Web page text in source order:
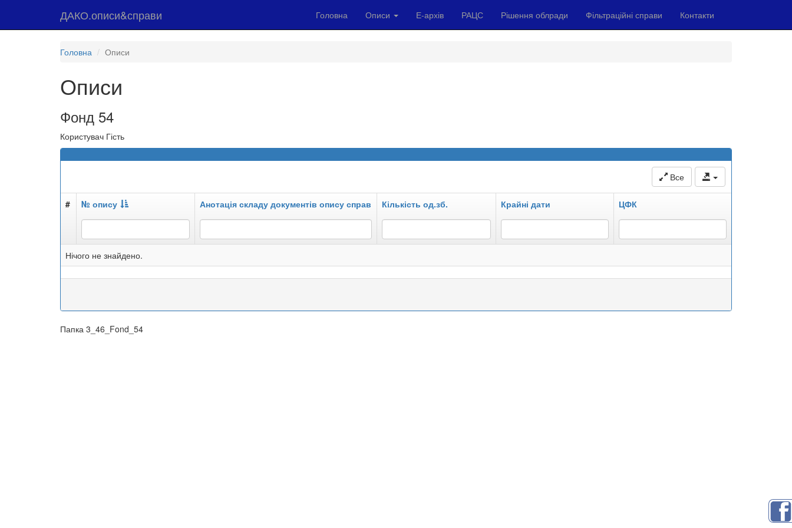
ДАКО.описи&справи Головна Описи Е-архів РАЦС Рішення облради Фільтраційні справи Контакти
Головна Описи
Описи
Фонд 54
Користувач Гість
Все
# № опису Анотація складу документів опису справ Кількість од.зб. Крайні дати ЦФК
Нічого не знайдено.
Папка 3_46_Fond_54